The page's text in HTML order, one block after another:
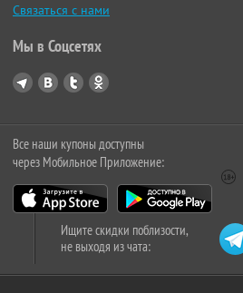
Связаться с нами
Мы в Соцсетях
Все наши купоны доступны
через Мобильное Приложение:
Ищите скидки поблизости,
не выходя из чата: